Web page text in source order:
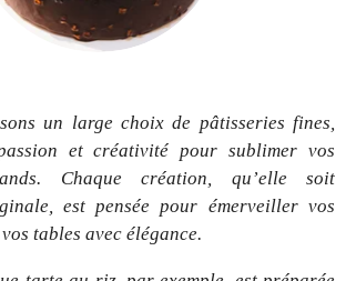
un large choix de pâtisseries fines,
et créativité pour sublimer vos
Chaque création, qu’elle soit
est pensée pour émerveiller vos
tables avec élégance.